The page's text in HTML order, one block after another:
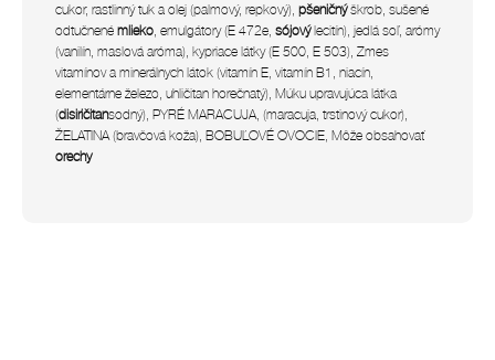
cukor, rastlinný tuk a olej (palmový, repkový), pšeničný škrob, sušené
odtučnené mlieko, emulgátory (E 472e, sójový lecitín), jedlá soľ, arómy
(vanilín, maslová aróma), kypriace látky (E 500, E 503), Zmes
vitamínov a minerálnych látok (vitamín E, vitamín B1, niacín,
elementárne železo, uhličitan horečnatý), Múku upravujúca látka
(disiričitansodný), PYRÉ MARACUJA, (maracuja, trstinový cukor),
ŽELATINA (bravčová koža), BOBUĽOVÉ OVOCIE, Môže obsahovať
orechy